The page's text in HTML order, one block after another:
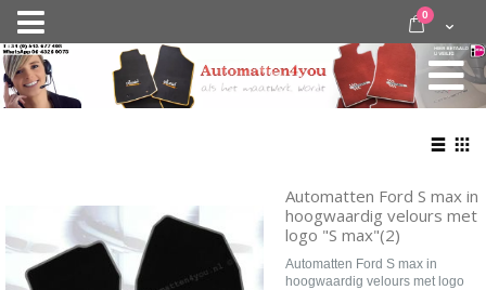
Nav
activeren
door
inhoud
Cart
0 items
Automatten Ford S max in
hoogwaardig velours met
logo "S max"(2)
Automatten Ford S max in
hoogwaardig velours met logo